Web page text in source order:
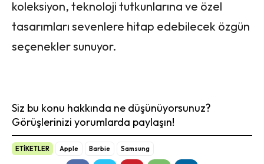
koleksiyon, teknoloji tutkunlarına ve özel
tasarımları sevenlere hitap edebilecek özgün
seçenekler sunuyor.
Siz bu konu hakkında ne düşünüyorsunuz?
Görüşlerinizi yorumlarda paylaşın!
ETİKETLER Apple Barbie Samsung